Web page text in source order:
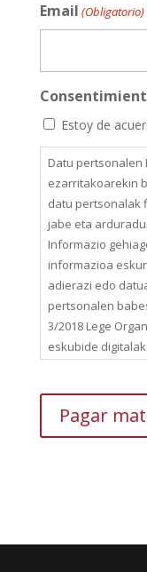
Email (Obligatorio)
Estoy de
Datu pertsonalen
ezarritakoarekin
datu pertsonalak
jabe eta
Informazio
informazioa
adierazi edo
pertsonalen
3/2018 Lege
eskubide
Según la ley de
personal, se le
Pagar